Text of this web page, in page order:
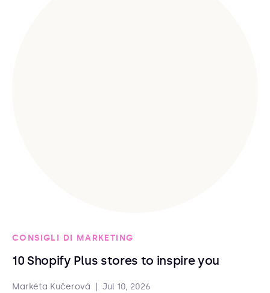
CONSIGLI DI MARKETING
10 Shopify Plus stores to inspire you
Markéta Kučerová Jul 10, 2026